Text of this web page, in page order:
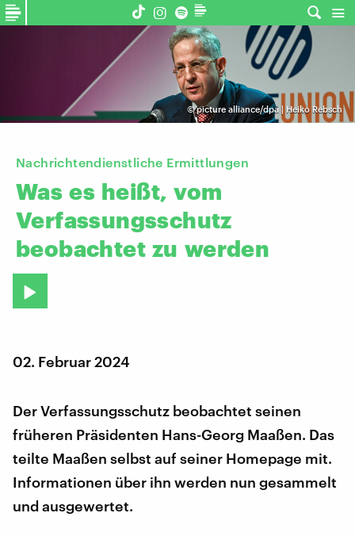
©picture alliance/dpa | Heiko Rebsch
Nachrichtendienstliche Ermittlungen
Was es heißt, vom
Verfassungsschutz
beobachtet zu werden
02. Februar 2024
Der Verfassungsschutz beobachtet seinen
früheren Präsidenten Hans-Georg Maaßen. Das
teilte Maaßen selbst auf seiner Homepage mit.
Informationen über ihn werden nun gesammelt
und ausgewertet.